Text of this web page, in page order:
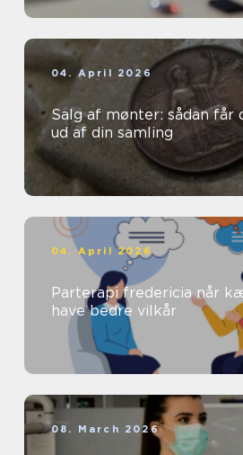
04. April 2026
Salg af mønter: sådan får
ud af din samling
04. April 2026
Parterapi fredericia når kærligheden skal
have bedre vilkår
08. March 2026